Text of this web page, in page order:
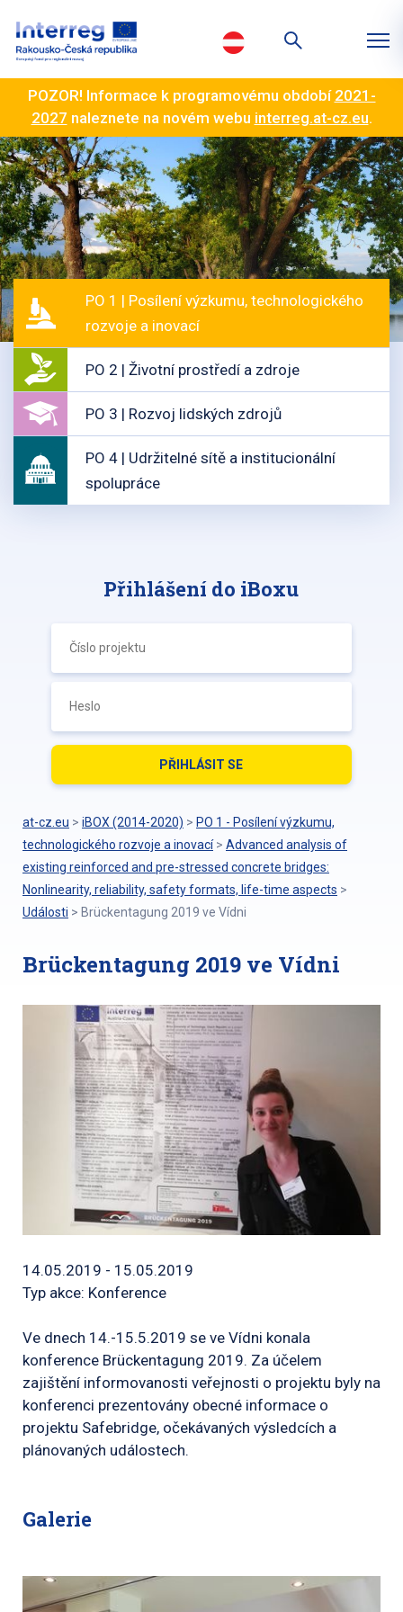
POZOR! Informace k programovému období 2021-
2027 naleznete na novém webu interreg.at-cz.eu.
PO 1 | Posílení výzkumu, technologického
rozvoje a inovací
PO 2 | Životní prostředí a zdroje
PO 3 | Rozvoj lidských zdrojů
PO 4 | Udržitelné sítě a institucionální
spolupráce
Přihlášení do iBoxu
at-cz.eu > iBOX (2014-2020) > PO 1 - Posílení výzkumu,
technologického rozvoje a inovací > Advanced analysis of
existing reinforced and pre-stressed concrete bridges:
Nonlinearity, reliability, safety formats, life-time aspects >
Události > Brückentagung 2019 ve Vídni
Brückentagung 2019 ve Vídni
14.05.2019 - 15.05.2019
Typ akce: Konference
Ve dnech 14.-15.5.2019 se ve Vídni konala
konference Brückentagung 2019. Za účelem
zajištění informovanosti veřejnosti o projektu byly na
konferenci prezentovány obecné informace o
projektu Safebridge, očekávaných výsledcích a
plánovaných událostech.
Galerie